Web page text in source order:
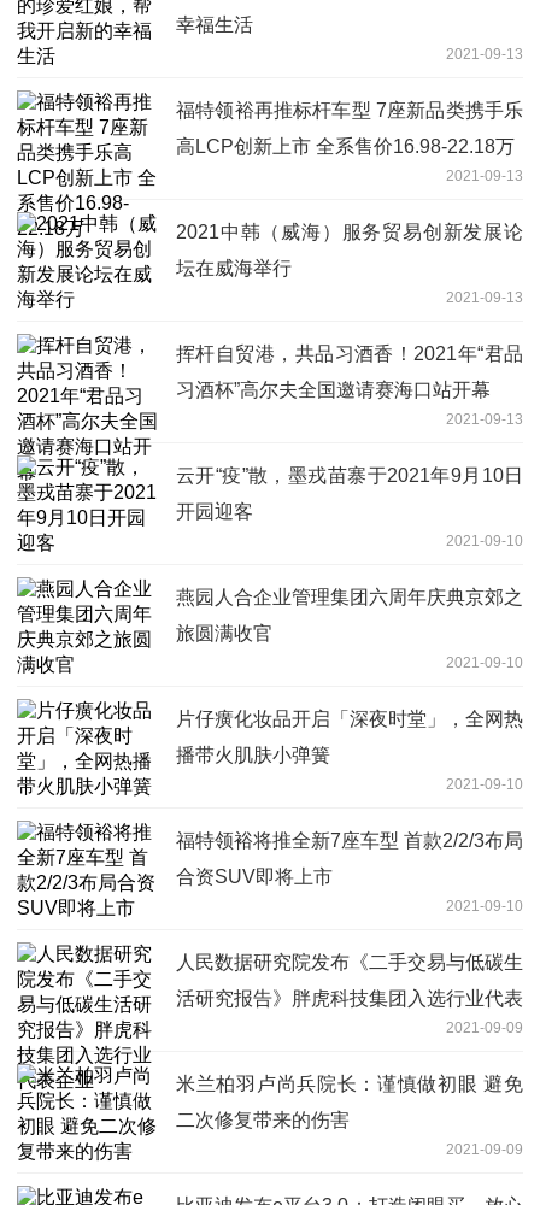
幸福生活
2021-09-13
福特领裕再推标杆车型 7座新品类携手乐
高LCP创新上市 全系售价16.98-22.18万
2021-09-13
2021中韩（威海）服务贸易创新发展论
坛在威海举行
2021-09-13
挥杆自贸港，共品习酒香！2021年“君品
习酒杯”高尔夫全国邀请赛海口站开幕
2021-09-13
云开“疫”散，墨戎苗寨于2021年9月10日
开园迎客
2021-09-10
燕园人合企业管理集团六周年庆典京郊之
旅圆满收官
2021-09-10
片仔癀化妆品开启「深夜时堂」，全网热
播带火肌肤小弹簧
2021-09-10
福特领裕将推全新7座车型 首款2/2/3布局
合资SUV即将上市
2021-09-10
人民数据研究院发布《二手交易与低碳生
活研究报告》胖虎科技集团入选行业代表
2021-09-09
米兰柏羽卢尚兵院长：谨慎做初眼 避免
二次修复带来的伤害
2021-09-09